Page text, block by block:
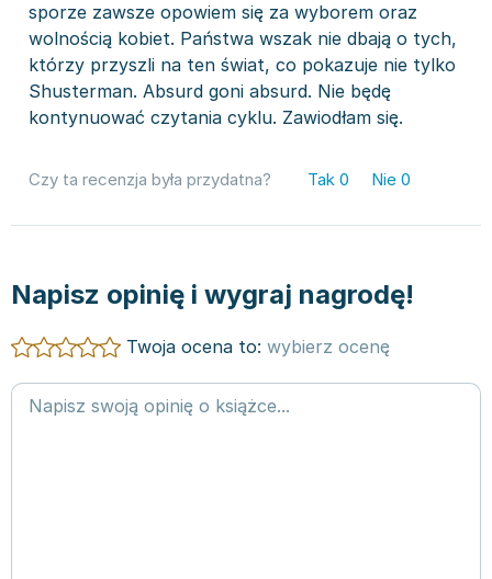
sporze zawsze opowiem się za wyborem oraz
wolnością kobiet. Państwa wszak nie dbają o tych,
którzy przyszli na ten świat, co pokazuje nie tylko
Shusterman. Absurd goni absurd. Nie będę
kontynuować czytania cyklu. Zawiodłam się.
Czy ta recenzja była przydatna? Tak 0 Nie 0
Napisz opinię i wygraj nagrodę!
Twoja ocena to: wybierz ocenę